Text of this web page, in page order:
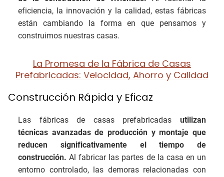
eficiencia, la innovación y la calidad, estas fábricas
están cambiando la forma en que pensamos y
construimos nuestras casas.
La Promesa de la Fábrica de Casas
Prefabricadas: Velocidad, Ahorro y Calidad
Construcción Rápida y Eficaz
Las fábricas de casas prefabricadas utilizan
técnicas avanzadas de producción y montaje que
reducen significativamente el tiempo de
construcción. Al fabricar las partes de la casa en un
entorno controlado, las demoras relacionadas con